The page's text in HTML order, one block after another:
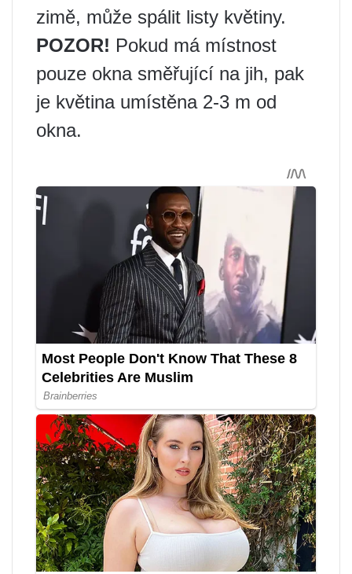
zimě, může spálit listy květiny.
POZOR! Pokud má místnost
pouze okna směřující na jih, pak
je květina umístěna 2-3 m od
okna.